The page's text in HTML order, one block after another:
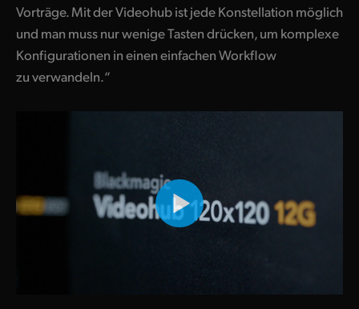
United Kingdom
United States
Vorträge. Mit der Videohub ist jede Konstellation möglich
und man muss nur wenige Tasten drücken, um komplexe
Konfigurationen in einen einfachen Workflow
zu verwandeln.“